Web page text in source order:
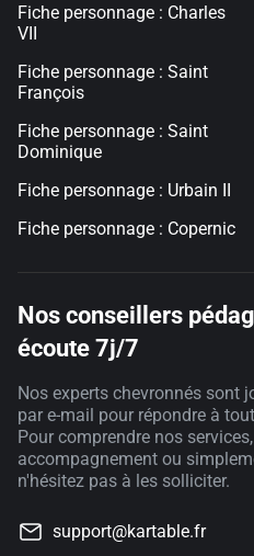
Fiche personnage : Charles
VII
Fiche personnage : Saint
François
Fiche personnage : Saint
Dominique
Fiche personnage : Urbain II
Fiche personnage : Copernic
Nos conseillers
écoute 7j/7
Nos experts chevronnés sont
par e-mail pour répondre à
Pour comprendre nos
accompagnement ou
n'hésitez pas à les solliciter.
support@kartable.fr